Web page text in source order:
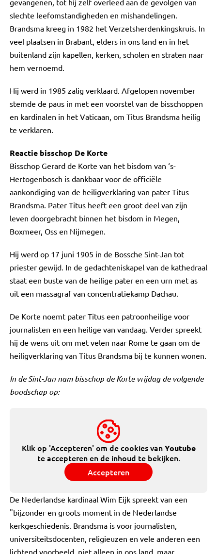
gevangenen, tot hij zelf overleed aan de gevolgen van
slechte leefomstandigheden en mishandelingen.
Brandsma kreeg in 1982 het Verzetsherdenkingskruis. In
veel plaatsen in Brabant, elders in ons land en in het
buitenland zijn kapellen, kerken, scholen en straten naar
hem vernoemd.
Hij werd in 1985 zalig verklaard. Afgelopen november
stemde de paus in met een voorstel van de bisschoppen
en kardinalen in het Vaticaan, om Titus Brandsma heilig
te verklaren.
Reactie bisschop De Korte
Bisschop Gerard de Korte van het bisdom van ‘s-
Hertogenbosch is dankbaar voor de officiële
aankondiging van de heiligverklaring van pater Titus
Brandsma. Pater Titus heeft een groot deel van zijn
leven doorgebracht binnen het bisdom in Megen,
Boxmeer, Oss en Nijmegen.
Hij werd op 17 juni 1905 in de Bossche Sint-Jan tot
priester gewijd. In de gedachteniskapel van de kathedraal
staat een buste van de heilige pater en een urn met as
uit een massagraf van concentratiekamp Dachau.
De Korte noemt pater Titus een patroonheilige voor
journalisten en een heilige van vandaag. Verder spreekt
hij de wens uit om met velen naar Rome te gaan om de
heiligverklaring van Titus Brandsma bij te kunnen wonen.
In de Sint-Jan nam bisschop de Korte vrijdag de volgende
boodschap op:
Klik op 'Accepteren' om de cookies vanYoutube
te accepteren en de inhoud te bekijken.
Accepteren
De Nederlandse kardinaal Wim Eijk spreekt van een
"bijzonder en groots moment in de Nederlandse
kerkgeschiedenis. Brandsma is voor journalisten,
universiteitsdocenten, religieuzen en vele anderen een
lichtend voorbeeld, niet alleen in ons land, maar